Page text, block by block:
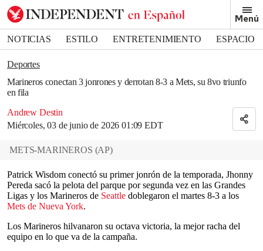
Menú
NOTICIAS ESTILO ENTRETENIMIENTO
ESPACIO
DEPORTES
Deportes
Marineros conectan 3 jonrones y derrotan 8-3 a Mets, su 8vo triunfo
en fila
Andrew Destin
Miércoles, 03 de junio de 2026 01:09 EDT
Bookmark popover
Removed from bookmarks
Close popover
METS-MARINEROS (AP)
Patrick Wisdom conectó su primer jonrón de la temporada, Jhonny
Pereda sacó la pelota del parque por segunda vez en las Grandes
Ligas y los Marineros de Seattle doblegaron el martes 8-3 a los
Mets de Nueva York.
Los Marineros hilvanaron su octava victoria, la mejor racha del
equipo en lo que va de la campaña.